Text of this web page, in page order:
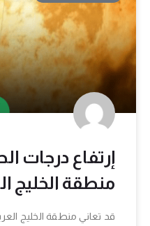
إرتفاع درجات
منطقة الخليج
قد تعاني منطقة الخليج